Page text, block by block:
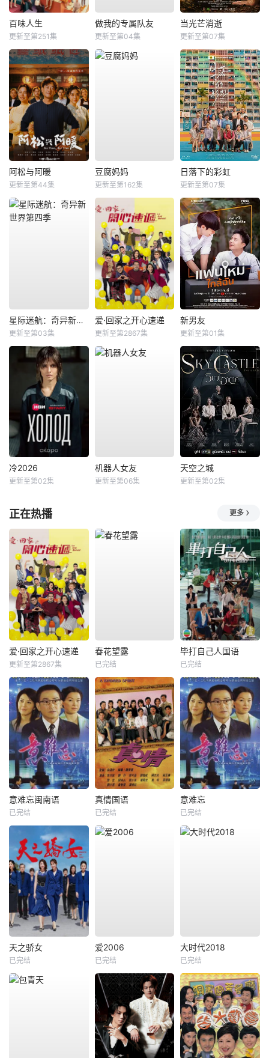
百味人生
更新至第251集
做我的专属队友
更新至第04集
当光芒消逝
更新至第07集
阿松与阿暖
更新至第44集
豆腐妈妈
更新至第162集
日落下的彩虹
更新至第07集
星际迷航：奇异新世界第四季
更新至第03集
爱·回家之开心速递
更新至第2867集
新男友
更新至第01集
冷2026
更新至第02集
机器人女友
更新至第06集
天空之城
更新至第02集
正在热播 更多
爱·回家之开心速递
更新至第2867集
春花望露
已完结
毕打自己人国语
已完结
意难忘闽南语
已完结
真情国语
已完结
意难忘
已完结
天之骄女
已完结
爱2006
已完结
大时代2018
已完结